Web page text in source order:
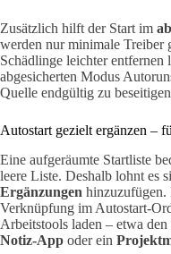
Zusätzlich hilft der Start im
werden nur minimale Treiber
Schädlinge leichter entfernen
abgesicherten Modus
Quelle endgültig zu
Autostart gezielt ergänzen –
Eine aufgeräumte Startliste
leere Liste. Deshalb lohnt es
Ergänzungen hinzuzufügen.
Verknüpfung im Autostart-
Arbeitstools laden – etwa den
Notiz-App oder ein